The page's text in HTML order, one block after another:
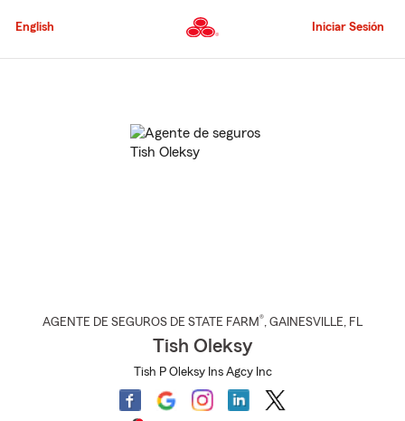
al
principal
English Iniciar Sesión
AGENTE DE SEGUROS DE STATE FARM®, GAINESVILLE, FL
Tish Oleksy
Tish P Oleksy Ins Agcy Inc